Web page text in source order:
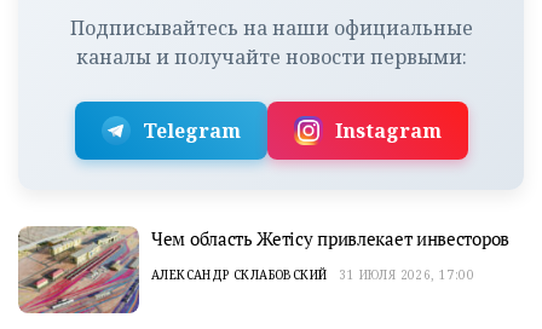
Подписывайтесь на наши официальные
каналы и получайте новости первыми:
Telegram Instagram
Чем область Жетісу привлекает инвесторов
АЛЕКСАНДР СКЛАБОВСКИЙ 31 ИЮЛЯ 2026, 17:00